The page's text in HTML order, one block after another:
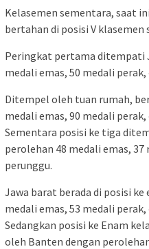
Kelasemen sementara, saat
bertahan di posisi V klasemen
Peringkat pertama ditempati
medali emas, 50 medali
Ditempel oleh tuan rumah,
medali emas, 90 medali
Sementara posisi ke tiga
perolehan 48 medali emas,
perunggu.
Jawa barat berada di posisi
medali emas, 53 medali
Sedangkan posisi ke Enam
oleh Banten dengan